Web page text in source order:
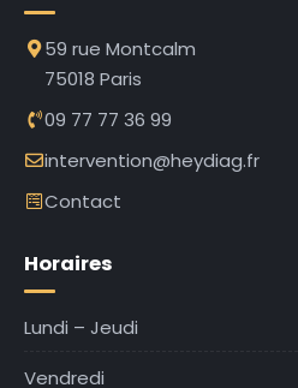
59 rue Montcalm
75018 Paris
09 77 77 36 99
intervention@heydiag.fr
Contact
Horaires
Lundi – Jeudi
Vendredi